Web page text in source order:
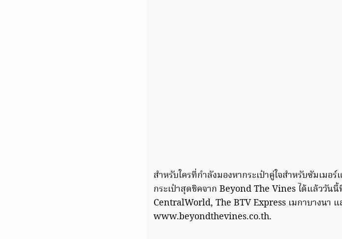
สำหรับใครที่กำลังมองหากระเป๋าคู่ใจสำหรับซัมเม
กระเป๋าสุดชิคจาก Beyond The Vines ได้แล้ววัน
CentralWorld, The BTV Express เมกาบางนา
www.beyondthevines.co.th.